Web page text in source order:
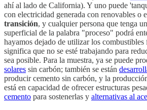
ahí al lado de California). Y uno puede
con electricidad generada con renovables o
transición, y cualquier persona que tenga
superficial de la palabra "proceso" podrá
hayamos dejado de utilizar los
significa que no se esté trabajando para
sea posible. Para la muestra, ya se puede
solares sin carbón; también se están
producir cemento sin carbón, y la
está en capacidad de ofrecer estructuras
cemento para sostenerlas y alternativas al